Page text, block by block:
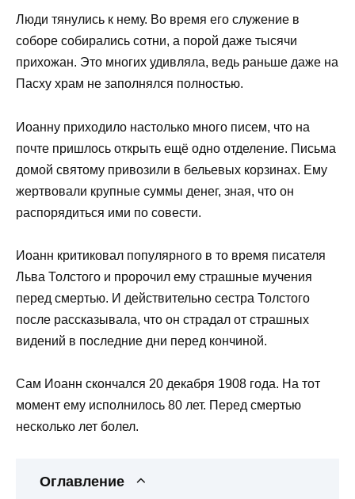
Люди тянулись к нему. Во время его служение в
соборе собирались сотни, а порой даже тысячи
прихожан. Это многих удивляла, ведь раньше даже на
Пасху храм не заполнялся полностью.
Иоанну приходило настолько много писем, что на
почте пришлось открыть ещё одно отделение. Письма
домой святому привозили в бельевых корзинах. Ему
жертвовали крупные суммы денег, зная, что он
распорядиться ими по совести.
Иоанн критиковал популярного в то время писателя
Льва Толстого и пророчил ему страшные мучения
перед смертью. И действительно сестра Толстого
после рассказывала, что он страдал от страшных
видений в последние дни перед кончиной.
Сам Иоанн скончался 20 декабря 1908 года. На тот
момент ему исполнилось 80 лет. Перед смертью
несколько лет болел.
Оглавление